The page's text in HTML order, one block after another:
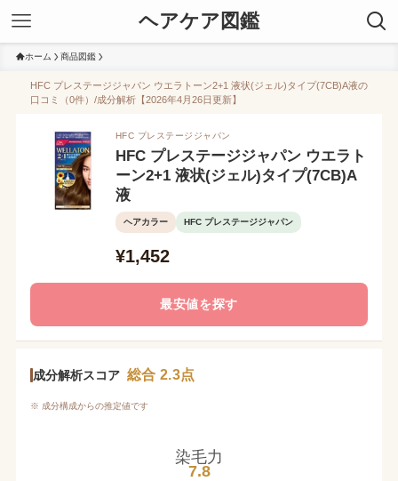
ヘアケア図鑑
ホーム 商品図鑑
HFC プレステージジャパン ウエラトーン2+1 液状(ジェル)タイプ(7CB)A液の
口コミ（0件）/成分解析【2026年4月26日更新】
HFC プレステージジャパン
HFC プレステージジャパン ウエラト
ーン2+1 液状(ジェル)タイプ(7CB)A
液
ヘアカラー HFC プレステージジャパン
¥1,452
最安値を探す
成分解析スコア 総合 2.3点
※ 成分構成からの推定値です
染毛力
7.8